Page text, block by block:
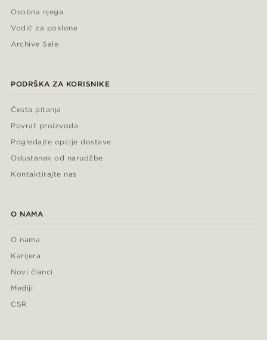
Osobna njega
Vodič za poklone
Archive Sale
PODRŠKA ZA KORISNIKE
Česta pitanja
Povrat proizvoda
Pogledajte opcije dostave
Odustanak od narudžbe
Kontaktirajte nas
O NAMA
O nama
Karijera
Novi članci
Mediji
CSR